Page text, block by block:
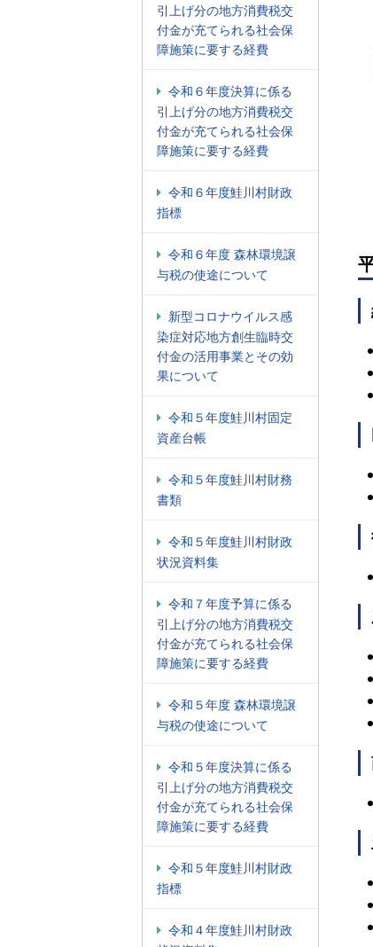
引上げ分の地方消費税交
付金が充てられる社会保
障施策に要する経費
令和６年度決算に係る
引上げ分の地方消費税交
付金が充てられる社会保
障施策に要する経費
令和６年度鮭川村財政
指標
令和６年度 森林環境譲
与税の使途について
新型コロナウイルス感
染症対応地方創生臨時交
付金の活用事業とその効
果について
令和５年度鮭川村固定
資産台帳
令和５年度鮭川村財務
書類
令和５年度鮭川村財政
状況資料集
令和７年度予算に係る
引上げ分の地方消費税交
付金が充てられる社会保
障施策に要する経費
令和５年度 森林環境譲
与税の使途について
令和５年度決算に係る
引上げ分の地方消費税交
付金が充てられる社会保
障施策に要する経費
令和５年度鮭川村財政
指標
令和４年度鮭川村財政